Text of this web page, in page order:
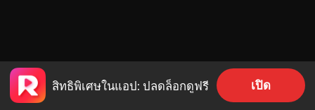
สิทธิพิเศษในแอป: ปลดล็อกดูฟรี เปิด